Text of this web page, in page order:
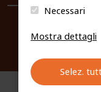
Necessari
Mostra dettagli
Selez.